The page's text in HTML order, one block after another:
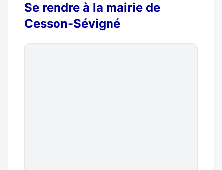
Se rendre à la mairie de
Cesson-Sévigné